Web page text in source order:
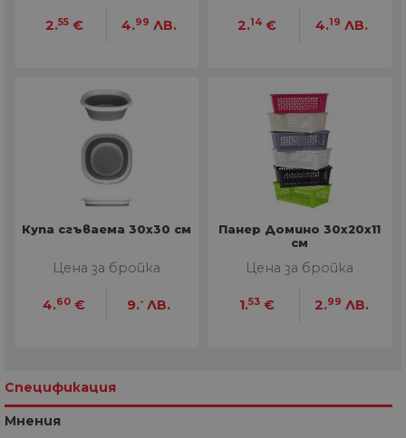
2.55 € 4.99 ЛВ. 2.14 € 4.19 ЛВ.
Купа сгъваема 30х30 см
Цена за бройка
4.60 € 9.- ЛВ.
Панер Домино 30х20х11
см
Цена за бройка
1.53 € 2.99 ЛВ.
Спецификация
Мнения